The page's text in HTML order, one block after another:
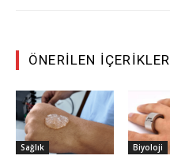
ÖNERILEN İÇERIKLER
Sağlık Biyoloji